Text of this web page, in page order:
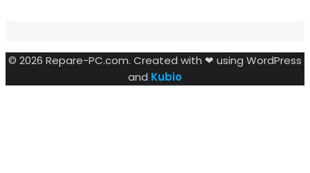
© 2026 Repare-PC.com. Created with ❤ using WordPress
and Kubio